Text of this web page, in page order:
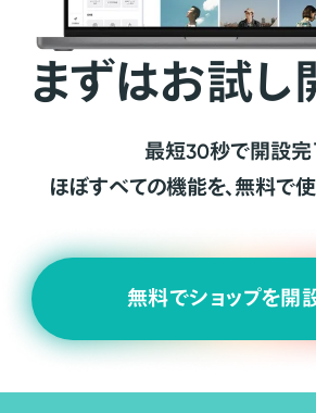
まずはお試し
最短30秒で開設完
ほぼすべての機能を、無料で使
無料でショップを開